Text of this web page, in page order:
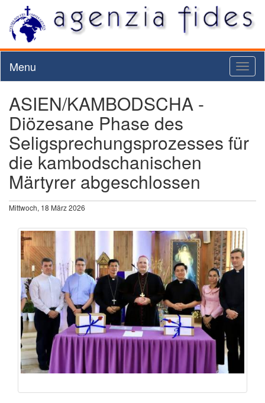
Menu
ASIEN/KAMBODSCHA -
Diözesane Phase des
Seligsprechungsprozesses für
die kambodschanischen
Märtyrer abgeschlossen
Mittwoch, 18 März 2026